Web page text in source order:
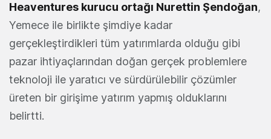
Heaventures kurucu ortağı Nurettin Şendoğan,
Yemece ile birlikte şimdiye kadar
gerçekleştirdikleri tüm yatırımlarda olduğu gibi
pazar ihtiyaçlarından doğan gerçek problemlere
teknoloji ile yaratıcı ve sürdürülebilir çözümler
üreten bir girişime yatırım yapmış olduklarını
belirtti.